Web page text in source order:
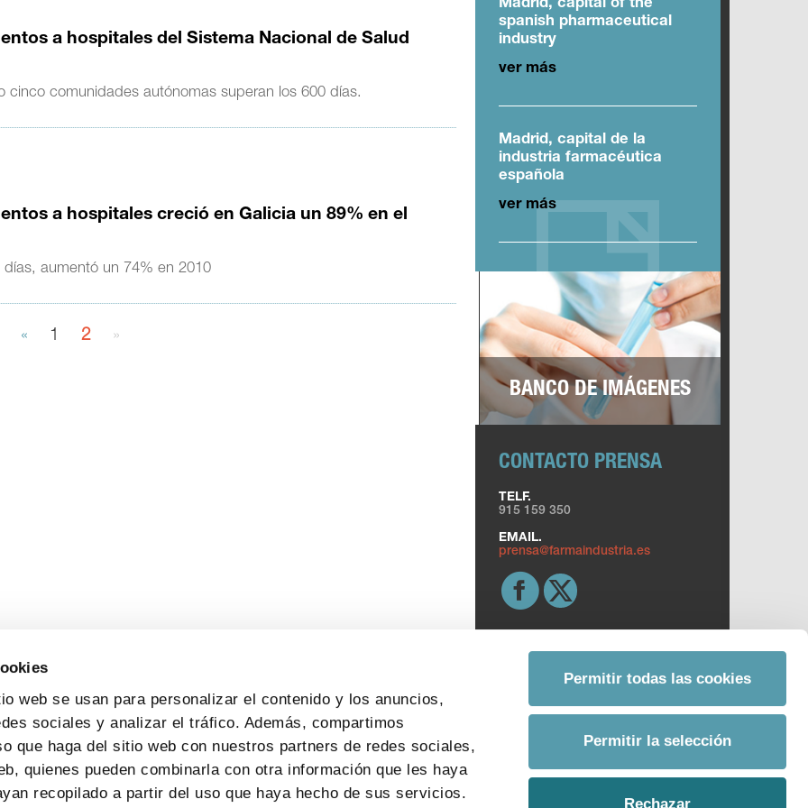
web se usan para personalizar el contenido y los anuncios,
sociales y analizar el tráfico. Además, compartimos
que haga del sitio web con nuestros partners de redes sociales,
quienes pueden combinarla con otra información que les haya
recopilado a partir del uso que haya hecho de sus servicios.
Permitir todas las cookies
Permitir la selección
Rechazar
a hospitales del Sistema Nacional de Salud
comunidades autónomas superan los 600 días.
a hospitales creció en Galicia un 89% en el
aumentó un 74% en 2010
« 1 2 »
Madrid, capital of the
spanish pharmaceutical
industry
ver más
Madrid, capital de la
industria farmacéutica
española
ver más
BANCO DE IMÁGENES
CONTACTO PRENSA
TELF.
915 159 350
EMAIL.
prensa@farmaindustria.es